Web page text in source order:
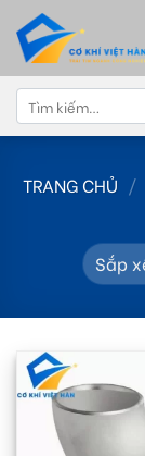
content
Tìm
kiếm:
TRANG CHỦ /